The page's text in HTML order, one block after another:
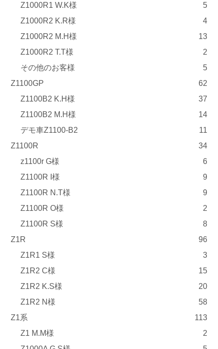
Z1000R1 W.K様
5
Z1000R2 K.R様
4
Z1000R2 M.H様
13
Z1000R2 T.T様
2
その他のお客様
5
Z1100GP
62
Z1100B2 K.H様
37
Z1100B2 M.H様
14
デモ車Z1100-B2
11
Z1100R
34
z1100r G様
6
Z1100R I様
9
Z1100R N.T様
9
Z1100R O様
2
Z1100R S様
8
Z1R
96
Z1R1 S様
3
Z1R2 C様
15
Z1R2 K.S様
20
Z1R2 N様
58
Z1系
113
Z1 M.M様
2